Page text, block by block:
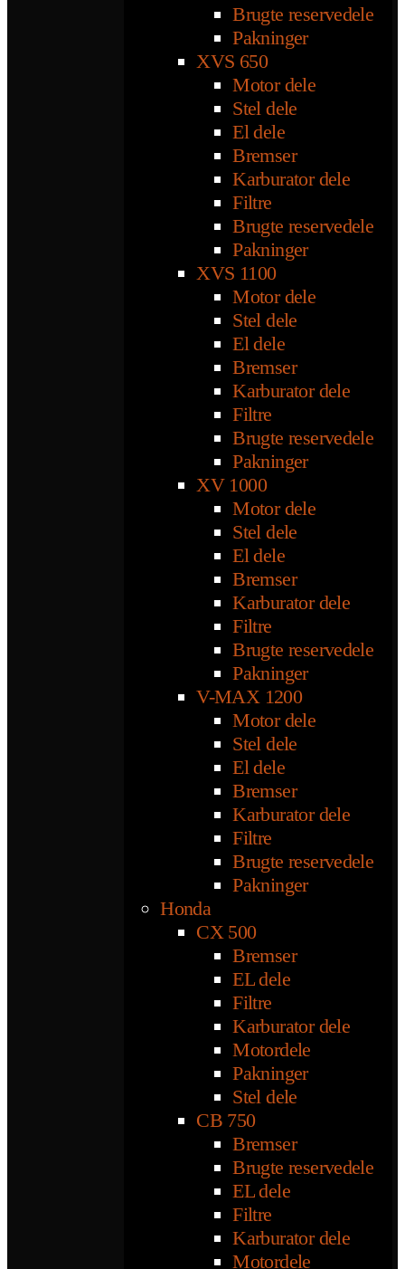
Brugte reservedele
Pakninger
XVS 650
Motor dele
Stel dele
El dele
Bremser
Karburator dele
Filtre
Brugte reservedele
Pakninger
XVS 1100
Motor dele
Stel dele
El dele
Bremser
Karburator dele
Filtre
Brugte reservedele
Pakninger
XV 1000
Motor dele
Stel dele
El dele
Bremser
Karburator dele
Filtre
Brugte reservedele
Pakninger
V-MAX 1200
Motor dele
Stel dele
El dele
Bremser
Karburator dele
Filtre
Brugte reservedele
Pakninger
Honda
CX 500
Bremser
EL dele
Filtre
Karburator dele
Motordele
Pakninger
Stel dele
CB 750
Bremser
Brugte reservedele
EL dele
Filtre
Karburator dele
Motordele